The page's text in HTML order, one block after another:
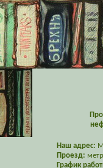
Наш адрес:
Проезд:
График